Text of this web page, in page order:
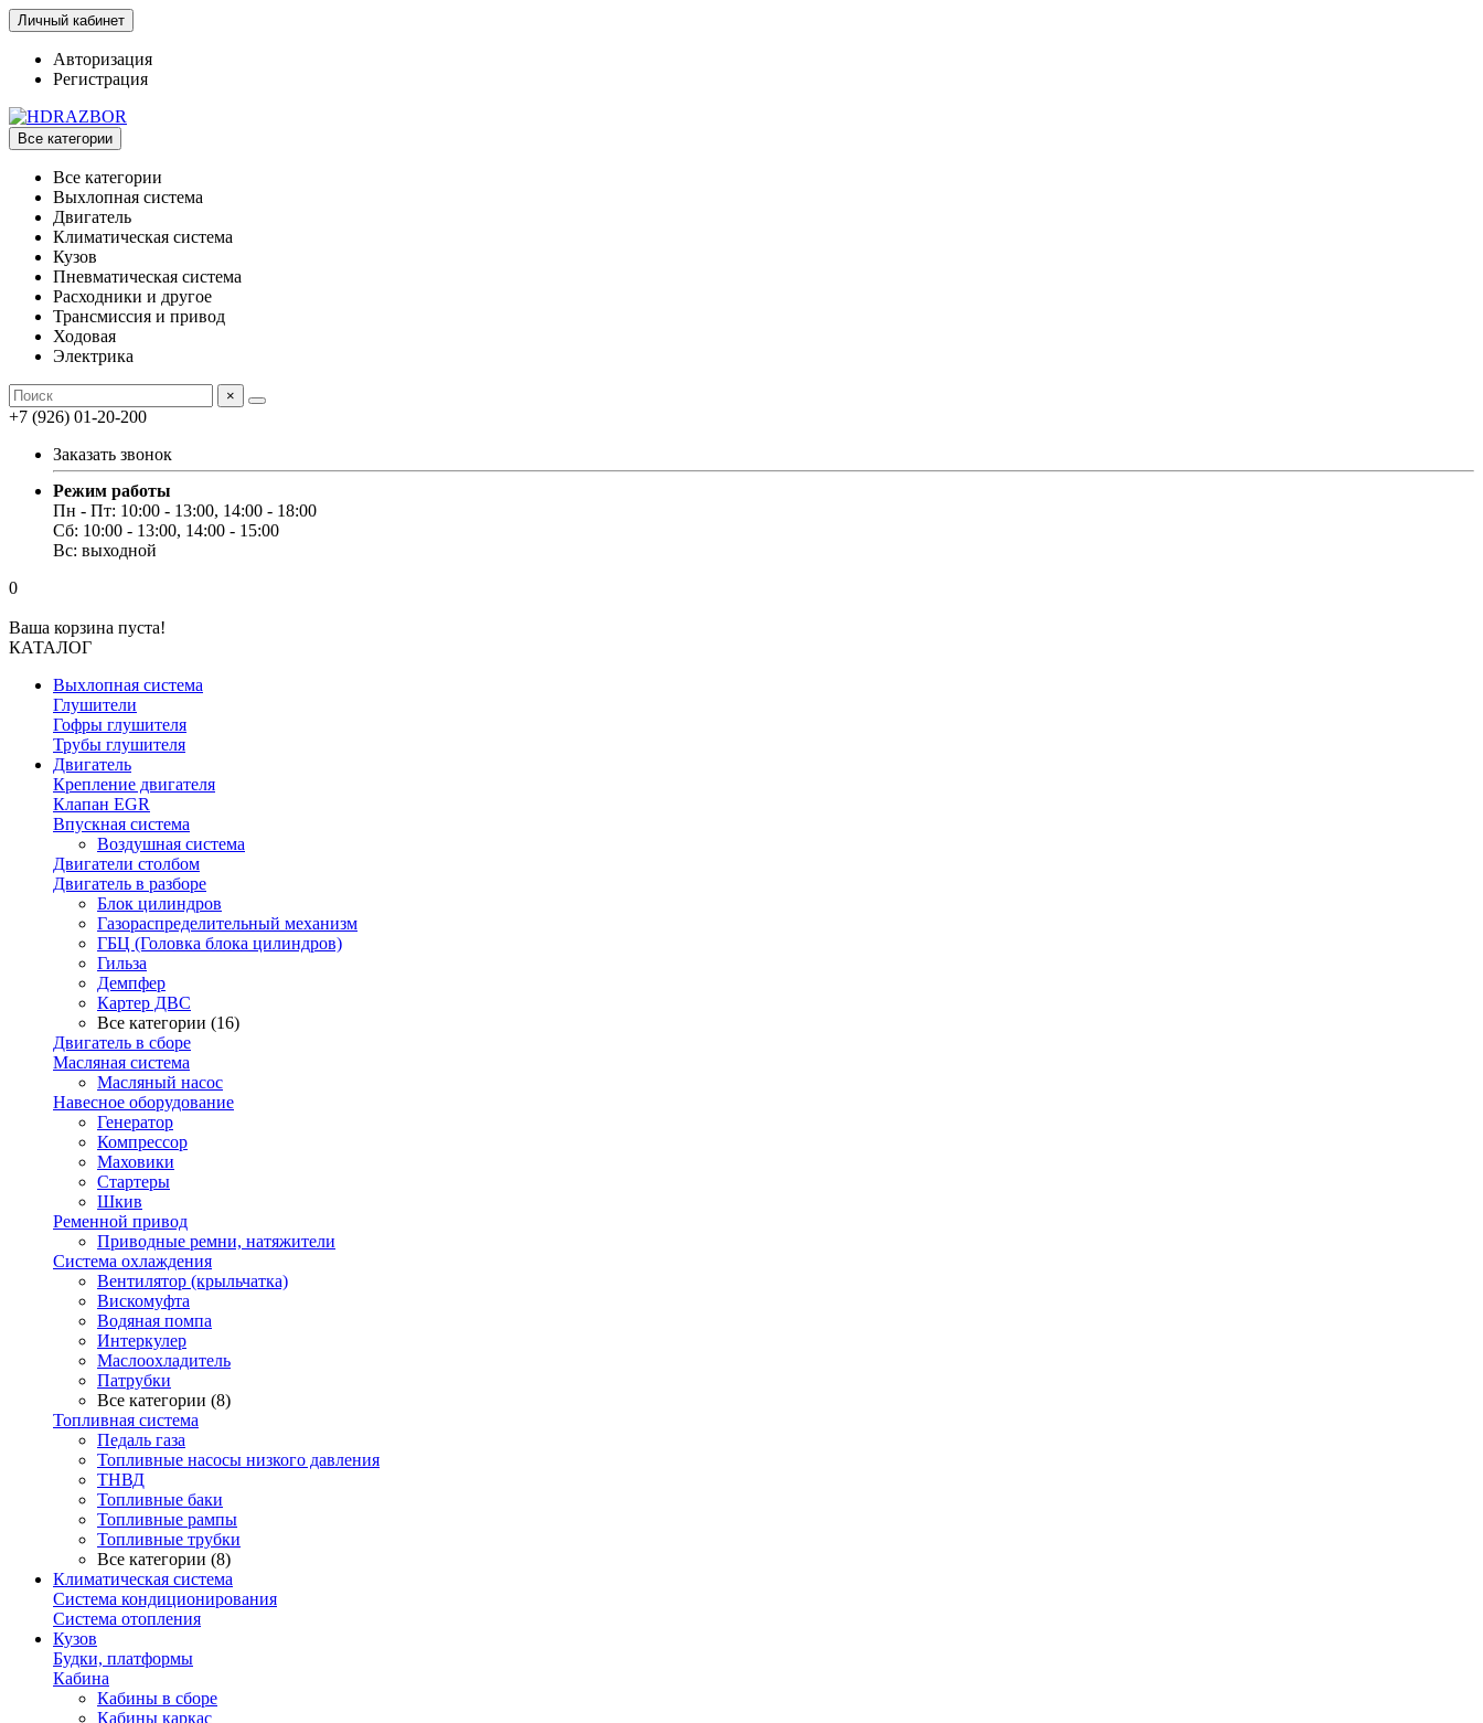
Личный кабинет
Авторизация
Регистрация
Все категории
Все категории
Выхлопная система
Двигатель
Климатическая система
Кузов
Пневматическая система
Расходники и другое
Трансмиссия и привод
Ходовая
Электрика
×
+7 (926) 01-20-200
Заказать звонок
Режим работы
Пн - Пт: 10:00 - 13:00, 14:00 - 18:00
Сб: 10:00 - 13:00, 14:00 - 15:00
Вс: выходной
0
Ваша корзина пуста!
КАТАЛОГ
Выхлопная система
Глушители
Гофры глушителя
Трубы глушителя
Двигатель
Крепление двигателя
Клапан EGR
Впускная система
Воздушная система
Двигатели столбом
Двигатель в разборе
Блок цилиндров
Газораспределительный механизм
ГБЦ (Головка блока цилиндров)
Гильза
Демпфер
Картер ДВС
Все категории (16)
Двигатель в сборе
Масляная система
Масляный насос
Навесное оборудование
Генератор
Компрессор
Маховики
Стартеры
Шкив
Ременной привод
Приводные ремни, натяжители
Система охлаждения
Вентилятор (крыльчатка)
Вискомуфта
Водяная помпа
Интеркулер
Маслоохладитель
Патрубки
Все категории (8)
Топливная система
Педаль газа
Топливные насосы низкого давления
ТНВД
Топливные баки
Топливные рампы
Топливные трубки
Все категории (8)
Климатическая система
Система кондиционирования
Система отопления
Кузов
Будки, платформы
Кабина
Кабины в сборе
Кабины каркас